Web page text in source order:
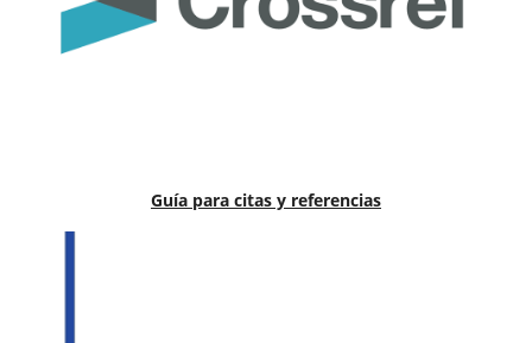
Guía para citas y referencias